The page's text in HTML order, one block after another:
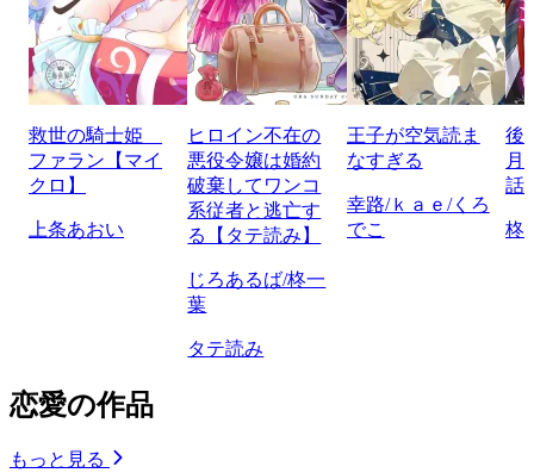
救世の騎士姫
ファラン【マイ
クロ】
上条あおい
ヒロイン不在の
悪役令嬢は婚約
破棄してワンコ
系従者と逃亡す
る【タテ読み】
じろあるば/柊一
葉
タテ読み
王子が空気読ま
なすぎる
幸路/ｋａｅ/くろ
でこ
後
月
話
柊
恋愛の作品
もっと見る